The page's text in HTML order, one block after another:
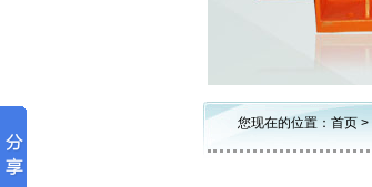
您现在的位置： 首页 >